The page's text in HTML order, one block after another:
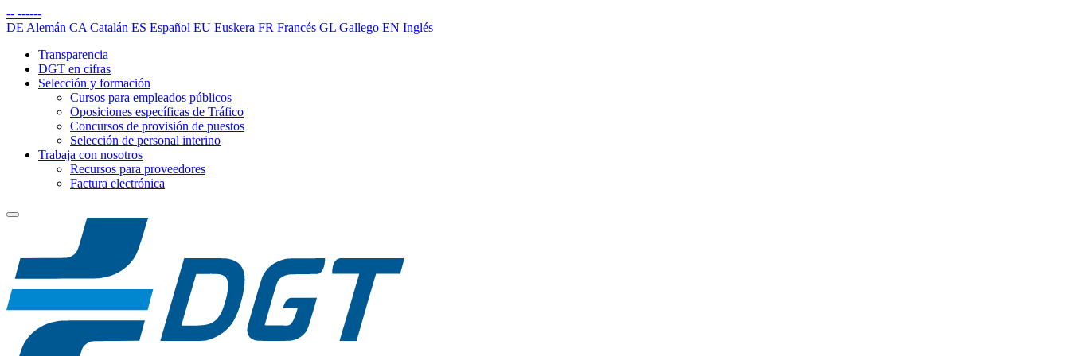
-- ------
DE Alemán CA Catalán ES Español EU Euskera FR Francés GL Gallego EN Inglés
Transparencia
DGT en cifras
Selección y formación
Cursos para empleados públicos
Oposiciones específicas de Tráfico
Concursos de provisión de puestos
Selección de personal interino
Trabaja con nosotros
Recursos para proveedores
Factura electrónica